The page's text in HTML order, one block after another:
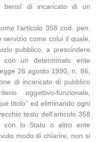
di incaricato di un
l’articolo 358 cod. pen.
servizio come colui il quale,
pubblico, a prescindere
con un determinato ente
26 agosto 1990, n. 86,
di incaricato di pubblico
oggettivo-funzionale,
titolo” ed eliminando ogni
testo dell’articolo 358
con lo Stato o altro ente
modo di chiarire, non si